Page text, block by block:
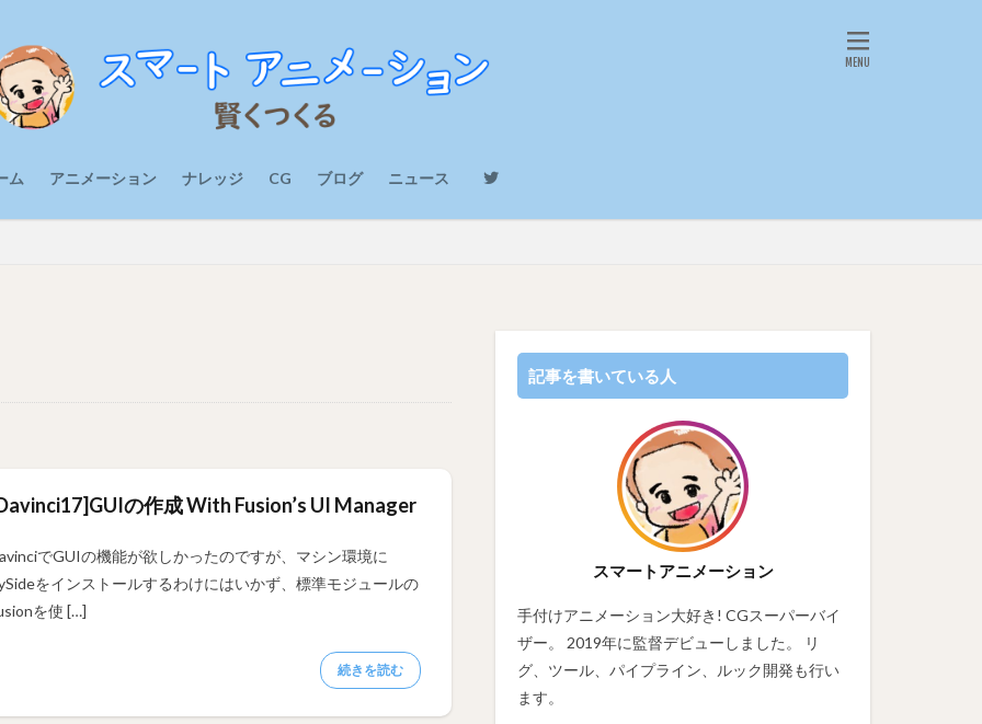
ム アニメーション ナレッジ CG ブログ ニュース
の作成 With Fusion’s UI Manager
でGUIの機能が欲しかったのですが、マシン環境に
をインストールするわけにはいかず、標準モジュールの
を使 […]
続きを読む
記事を書いている人
スマートアニメーション
手付けアニメーション大好き! CGスーパーバイ
ザー。 2019年に監督デビューしました。 リ
グ、ツール、パイプライン、ルック開発も行い
ます。